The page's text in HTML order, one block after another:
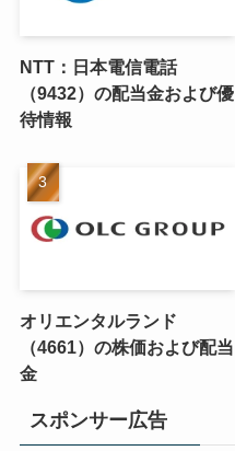
NTT：日本電信電話
（9432）の配当金および優
待情報
オリエンタルランド
（4661）の株価および配当
金
スポンサー広告